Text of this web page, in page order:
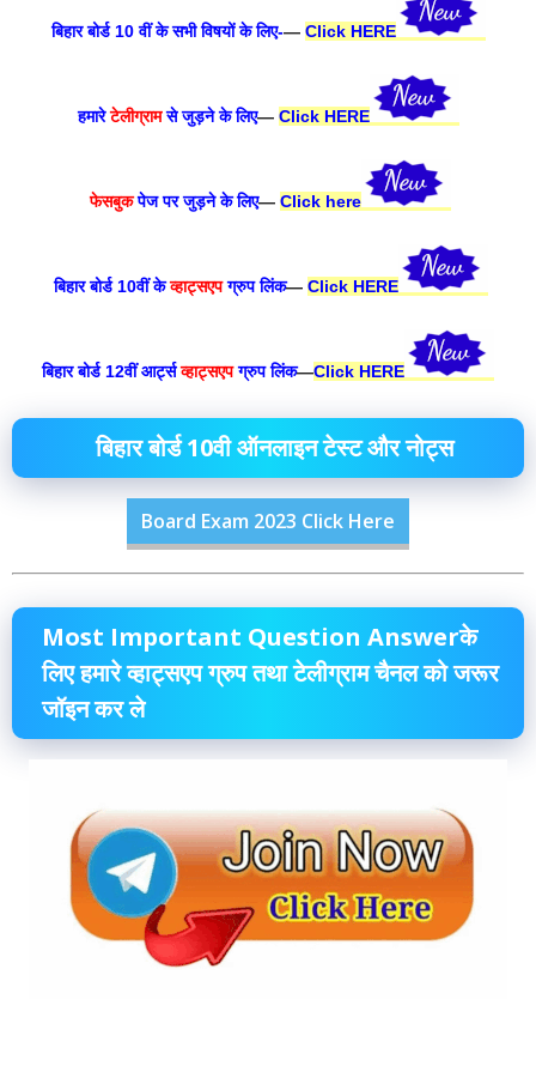
बिहार बोर्ड 10 वीं के सभी विषयों के लिए-— Click HERE
हमारेटेलीग्रामसे जुड़ने के लिए— Click HERE
फेसबुकपेज पर जुड़ने के लिए— Click here
बिहार बोर्ड 10वीं केव्हाट्सएपग्रुप लिंक— Click HERE
बिहार बोर्ड 12वीं आर्ट्सव्हाट्सएपग्रुप लिंक—Click HERE
बिहार बोर्ड 10वी ऑनलाइन टेस्ट और नोट्स
Board Exam 2023 Click Here
Most Important Question Answerके
लिए हमारे व्हाट्सएप ग्रुप तथा टेलीग्राम चैनल को जरूर
जॉइन कर ले